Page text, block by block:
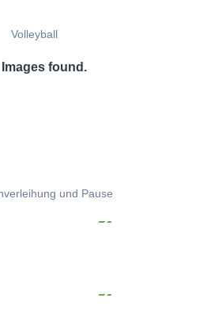
Volleyball
Images found.
und Pause